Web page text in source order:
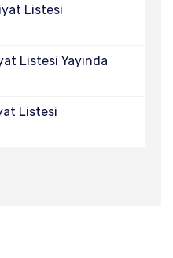
Listesi
Listesi Yayında
Listesi